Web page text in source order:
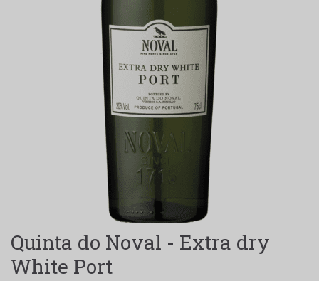
Quinta do Noval - Extra dry
White Port